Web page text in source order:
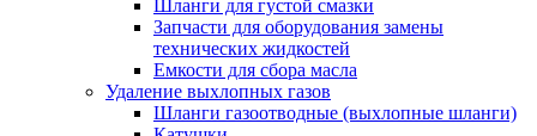
Шланги для густой смазки
Запчасти для оборудования замены
технических жидкостей
Емкости для сбора масла
Удаление выхлопных газов
Шланги газоотводные (выхлопные шланги)